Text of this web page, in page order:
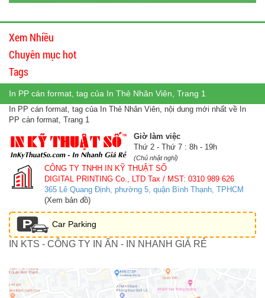
Xem Nhiều
Chuyên mục hot
Tags
In PP cán format, tag của In Thẻ Nhân Viên, Trang 1
In PP cán format, tag của In Thẻ Nhân Viên, nội dung mới nhất về In
PP cán format, Trang 1
Giờ làm việc
Thứ 2 - Thứ 7 : 8h - 19h
(Chủ nhật nghỉ)
CÔNG TY TNHH IN KỸ THUẬT SỐ
DIGITAL PRINTING Co., LTD Tax / MST: 0310 989 626
365 Lê Quang Định, phường 5, quận Bình Thạnh, TPHCM
(Xem bản đồ)
Car Parking
IN KTS - CÔNG TY IN ẤN - IN NHANH GIÁ RẺ